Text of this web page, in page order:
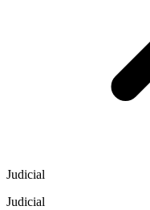
Judicial
Judicial